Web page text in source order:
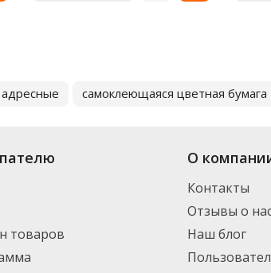
самоклеющаяся цветная бумага
товаров
О
Контакты
Отзывы о
Наш блог